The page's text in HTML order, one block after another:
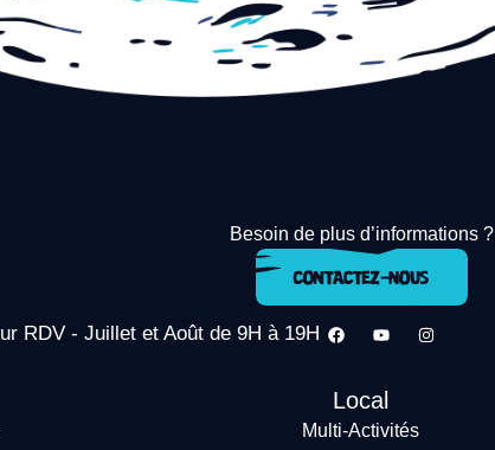
Besoin de plus d’informations ?
RDV - Juillet et Août de 9H à 19H
Local
Multi-Activités